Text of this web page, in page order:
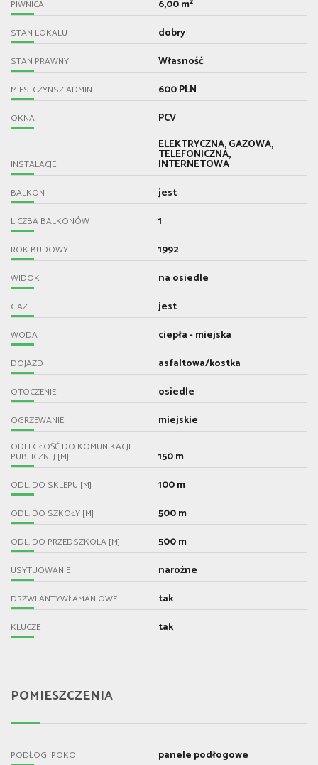
PIWNICA 6,00 m²
STAN LOKALU dobry
STAN PRAWNY Własność
MIES. CZYNSZ ADMIN. 600 PLN
OKNA PCV
INSTALACJE
ELEKTRYCZNA, GAZOWA,
TELEFONICZNA,
INTERNETOWA
BALKON jest
LICZBA BALKONÓW 1
ROK BUDOWY 1992
WIDOK na osiedle
GAZ jest
WODA ciepła - miejska
DOJAZD asfaltowa/kostka
OTOCZENIE osiedle
OGRZEWANIE miejskie
ODLEGŁOŚĆ DO KOMUNIKACJI
PUBLICZNEJ [M] 150 m
ODL. DO SKLEPU [M] 100 m
ODL. DO SZKOŁY [M] 500 m
ODL. DO PRZEDSZKOLA [M] 500 m
USYTUOWANIE narożne
DRZWI ANTYWŁAMANIOWE tak
KLUCZE tak
POMIESZCZENIA
PODŁOGI POKOI panele podłogowe